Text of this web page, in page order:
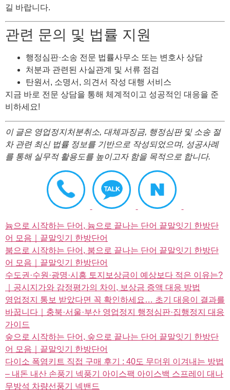
길 바랍니다.
관련 문의 및 법률 지원
행정심판·소송 전문 법률사무소 또는 변호사 상담
처분과 관련된 사실관계 및 서류 점검
탄원서, 소명서, 의견서 작성 대행 서비스
지금 바로 전문 상담을 통해 체계적이고 성공적인 대응을 준
비하세요!
이 글은 영업정지처분취소, 대체과징금, 행정심판 및 소송 절
차 관련 최신 법률 정보를 기반으로 작성되었으며, 성공사례
를 통해 실무적 활용도를 높이고자 함을 목적으로 합니다.
늄으로 시작하는 단어, 늄으로 끝나는 단어 끝말잇기 한방단
어 모음｜끝말잇기 한방단어
붐으로 시작하는 단어, 붐으로 끝나는 단어 끝말잇기 한방단
어 모음｜끝말잇기 한방단어
수도권·수원·광명·시흥 토지보상금이 예상보다 적은 이유는?
｜공시지가와 감정평가의 차이, 보상금 증액 대응 방법
영업정지 통보 받았다면 꼭 확인하세요… 초기 대응이 결과를
바꿉니다｜충북·서울·부산 영업정지 행정심판·집행정지 대응
가이드
숲으로 시작하는 단어, 숲으로 끝나는 단어 끝말잇기 한방단
어 모음｜끝말잇기 한방단어
다이소 폭염키트 직접 구매 후기 : 40도 무더위 이겨내는 방법
– 내돈 내산 손풍기 넥풍기 아이스팩 아이스백 스프레이 대나
무방석 차량선풍기 넥밴드